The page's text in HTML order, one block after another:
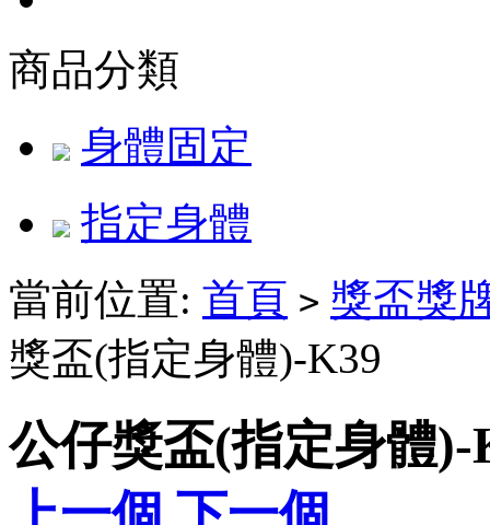
商品分類
身體固定
指定身體
當前位置: 首頁 > 獎盃獎
獎盃(指定身體)-K39
公仔獎盃(指定身體)-